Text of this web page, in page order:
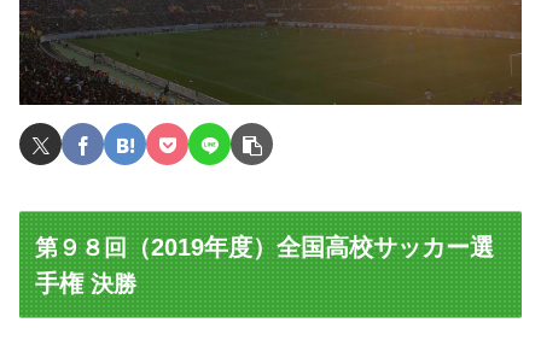
第９８回（2019年度）全国高校サッカー選
手権決勝